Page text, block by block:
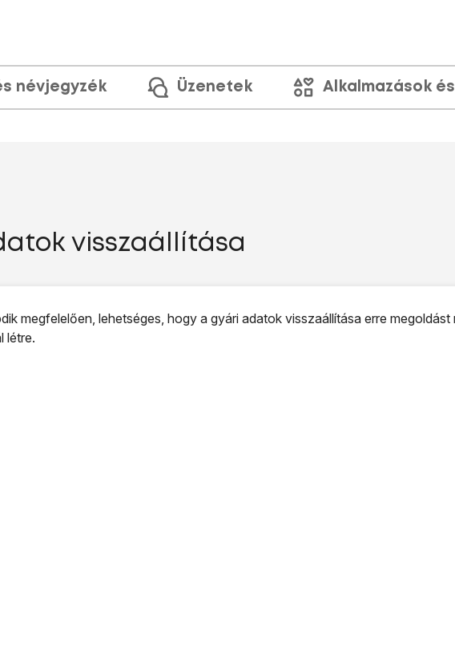
névjegyzék Üzenetek Alkalmazások
visszaállítása
megfelelően, lehetséges, hogy a gyári adatok visszaállítása erre
létre.